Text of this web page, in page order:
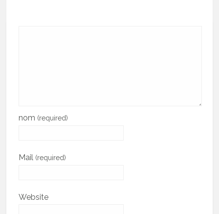
nom (required)
Mail (required)
Website